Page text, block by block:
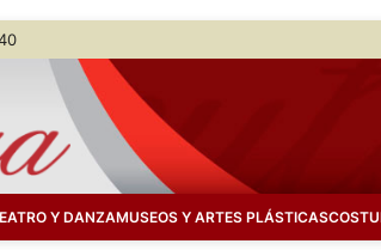
Y DANZAMUSEOS Y ARTES PLÁSTICAS